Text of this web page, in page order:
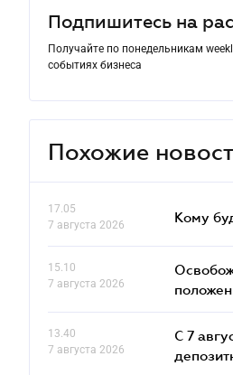
Подпишитесь на
Получайте по понедельникам
событиях бизнеса
Похожие
17.05
7 августа 2026
Кому
15.10
7 августа 2026
13.40
7 августа 2026
С 7